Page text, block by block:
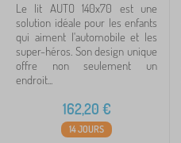
Le lit AUTO 140x70 est une
solution idéale pour les enfants
qui aiment l'automobile et les
super-héros. Son design unique
offre non seulement un
endroit...
162,20 €
14 JOURS